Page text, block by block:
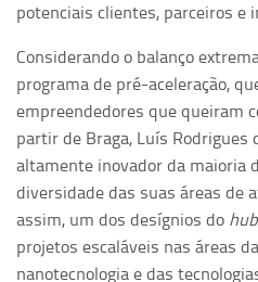
potenciais clientes, parceiros e
Considerando o balanço
programa de pré-aceleração,
empreendedores que queiram
partir de Braga, Luís Rodrigues
altamente inovador da maioria
diversidade das suas áreas de
assim, um dos desígnios do hub
projetos escaláveis nas áreas
nanotecnologia e das